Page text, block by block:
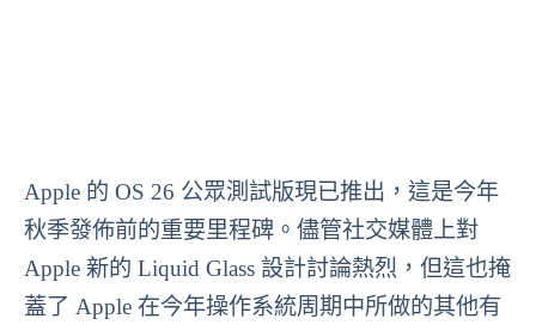
Apple 的 OS 26 公眾測試版現已推出，這是今年
秋季發佈前的重要里程碑。儘管社交媒體上對
Apple 新的 Liquid Glass 設計討論熱烈，但這也掩
蓋了 Apple 在今年操作系統周期中所做的其他有